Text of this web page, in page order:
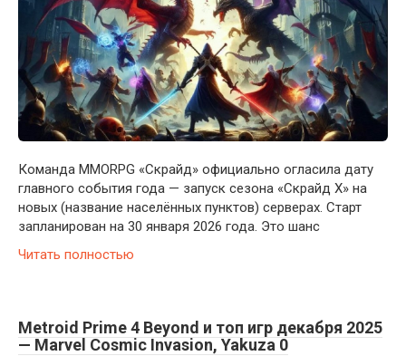
Команда MMORPG «Скрайд» официально огласила дату
главного события года — запуск сезона «Скрайд X» на
новых (название населённых пунктов) серверах. Старт
запланирован на 30 января 2026 года. Это шанс
Читать полностью
Metroid Prime 4 Beyond и топ игр декабря 2025
— Marvel Cosmic Invasion, Yakuza 0